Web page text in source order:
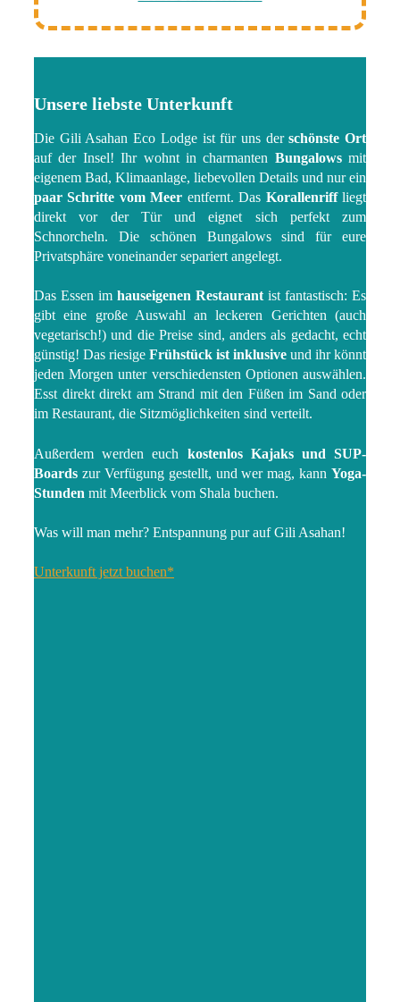
Unsere liebste Unterkunft
Die Gili Asahan Eco Lodge ist für uns derschönste Ort
auf der Insel! Ihr wohnt in charmanten Bungalowsmit
eigenem Bad, Klimaanlage, liebevollen Details und nur ein
paar Schritte vom Meer entfernt. Das Korallenriffliegt
direkt vor der Tür und eignet sich perfekt zum
Schnorcheln. Die schönen Bungalows sind für eure
Privatsphäre voneinander separiert angelegt.
Das Essen im hauseigenen Restaurant ist fantastisch: Es
gibt eine große Auswahl an leckeren Gerichten (auch
vegetarisch!) und die Preise sind, anders als gedacht, echt
günstig! Das riesige Frühstück ist inklusive und ihr könnt
jeden Morgen unter verschiedensten Optionen auswählen.
Esst direkt direkt am Strand mit den Füßen im Sand oder
im Restaurant, die Sitzmöglichkeiten sind verteilt.
Außerdem werden euch kostenlos Kajaks und SUP-
Boards zur Verfügung gestellt, und wer mag, kann Yoga-
Stunden mit Meerblick vom Shala buchen.
Was will man mehr? Entspannung pur auf Gili Asahan!
Unterkunft jetzt buchen*